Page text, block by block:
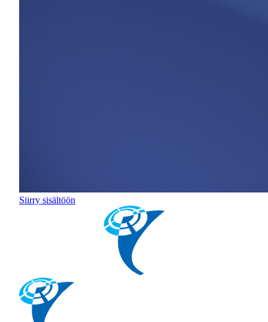
Siirry sisältöön